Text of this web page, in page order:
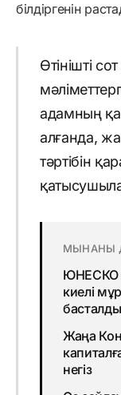
білдіргенін
Өтінішті
адамның
алғанда,
тәртібін
МЫНАНЫ
ЮНЕСКО
киелі
басталды
Жаңа
негіз